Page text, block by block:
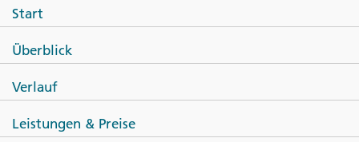
Start
Überblick
Verlauf
Leistungen & Preise